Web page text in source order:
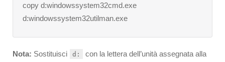
copy d:windowssystem32cmd.exe
d:windowssystem32utilman.exe
Nota: Sostituisci d:
con la lettera dell’unità assegnata alla